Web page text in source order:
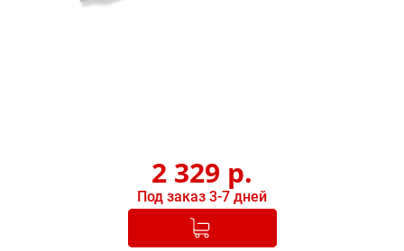
2 329 р.
Под заказ 3-7 дней
Добавлено в корзину